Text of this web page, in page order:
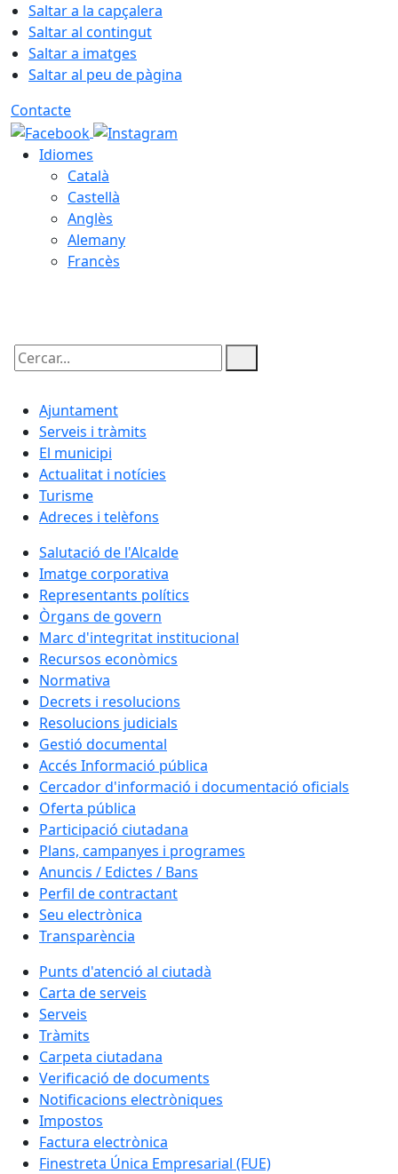
Saltar a la capçalera
Saltar al contingut
Saltar a imatges
Saltar al peu de pàgina
Contacte
Idiomes
Català
Castellà
Anglès
Alemany
Francès
Cercar:
Ajuntament
Serveis i tràmits
El municipi
Actualitat i notícies
Turisme
Adreces i telèfons
Salutació de l'Alcalde
Imatge corporativa
Representants polítics
Òrgans de govern
Marc d'integritat institucional
Recursos econòmics
Normativa
Decrets i resolucions
Resolucions judicials
Gestió documental
Accés Informació pública
Cercador d'informació i documentació oficials
Oferta pública
Participació ciutadana
Plans, campanyes i programes
Anuncis / Edictes / Bans
Perfil de contractant
Seu electrònica
Transparència
Punts d'atenció al ciutadà
Carta de serveis
Serveis
Tràmits
Carpeta ciutadana
Verificació de documents
Notificacions electròniques
Impostos
Factura electrònica
Finestreta Única Empresarial (FUE)